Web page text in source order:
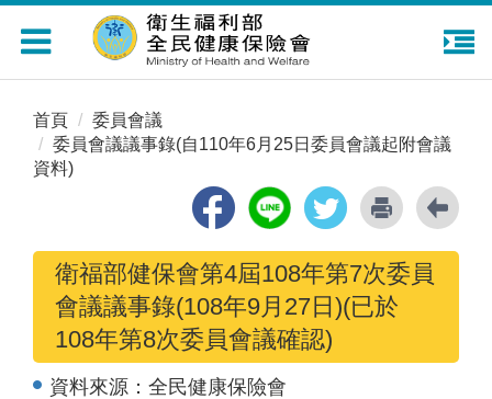
Toggle
navigation
首頁
委員會議
委員會議議事錄(自110年6月25日委員會議起附會議
資料)
衛福部健保會第4屆108年第7次委員
會議議事錄(108年9月27日)(已於
108年第8次委員會議確認)
資料來源： 全民健康保險會